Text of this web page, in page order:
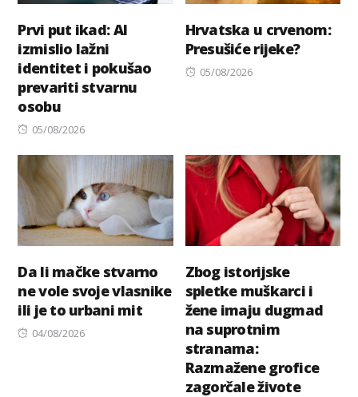
Prvi put ikad: AI
izmislio lažni
identitet i pokušao
prevariti stvarnu
osobu
Posted
05/08/2026
Hrvatska u crvenom:
Presušiće rijeke?
Posted
05/08/2026
Da li mačke stvarno
ne vole svoje vlasnike
ili je to urbani mit
Posted
04/08/2026
Zbog istorijske
spletke muškarci i
žene imaju dugmad
na suprotnim
stranama:
Razmažene grofice
zagorčale živote